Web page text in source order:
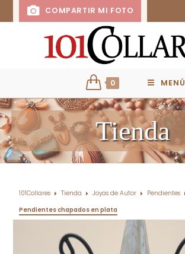
COMPARTIR MI FOTO
0 MENÚ
Tienda
101Collares Tienda Joyas de Autor
Pendientes
Pendientes chapados en plata